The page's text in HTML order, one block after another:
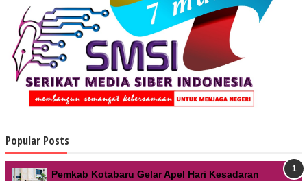
Popular Posts
Pemkab Kotabaru Gelar Apel Hari Kesadaran